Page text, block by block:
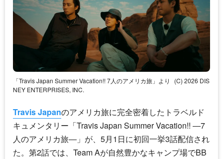
「Travis Japan Summer Vacation!! 7人のアメリカ旅」より
(C) 2026 DIS
NEY ENTERPRISES, INC.
Travis Japanのアメリカ旅に完全密着したトラベルド
キュメンタリー「Travis Japan Summer Vacation!! ―7
人のアメリカ旅―」が、5月1日に初回一挙3話配信され
た。第2話では、Team Aが自然豊かなキャンプ場でBB